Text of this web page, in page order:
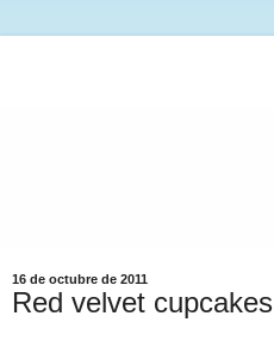
16 de octubre de 2011
Red velvet cupcakes